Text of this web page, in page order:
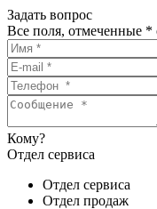
Задать вопрос
Все поля, отмеченные *
Кому?
Отдел сервиса
Отдел сервиса
Отдел продаж